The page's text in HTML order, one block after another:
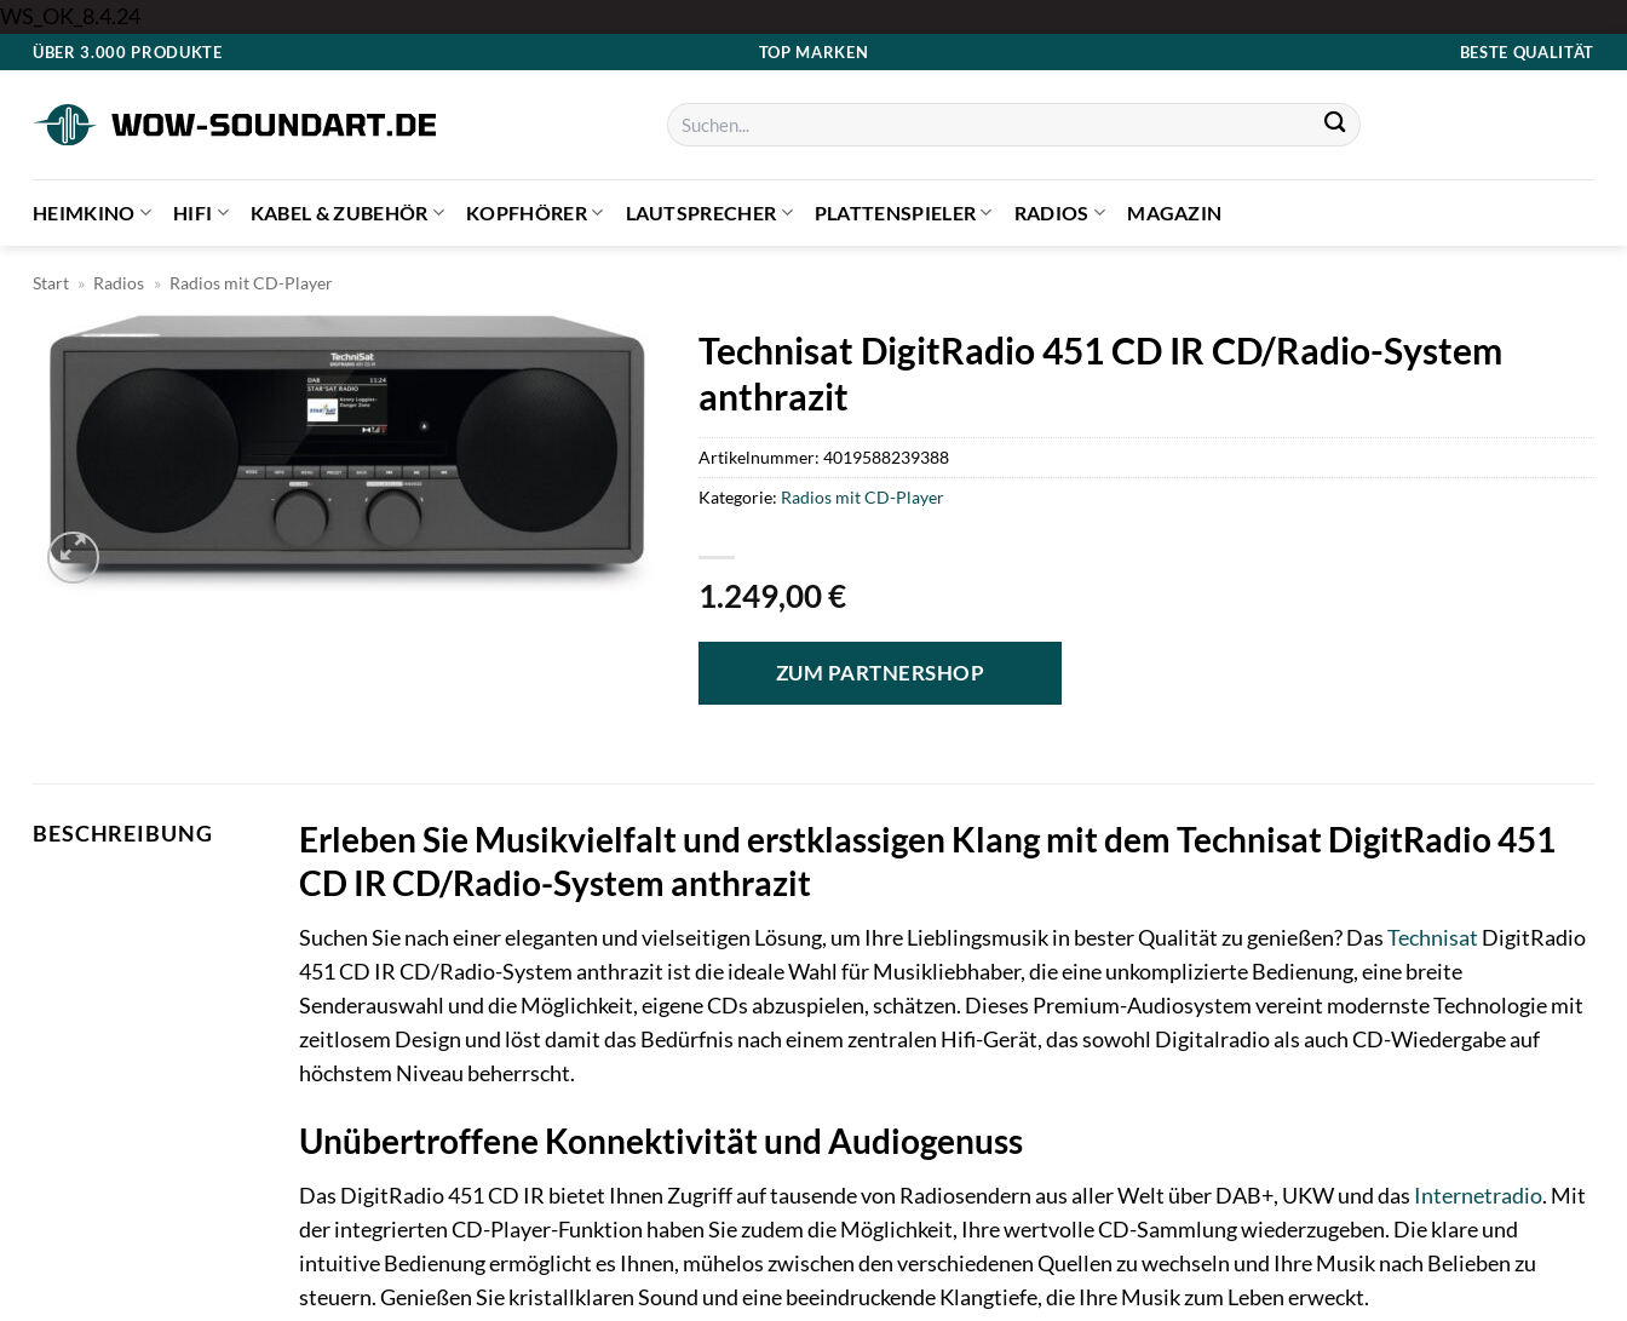
WS_OK_8.4.24Zum
Inhalt
ÜBER 3.000 PRODUKTE TOP MARKEN BESTE QUALITÄT
Suchen
nach:
HEIMKINO HIFI KABEL & ZUBEHÖR KOPFHÖRER LAUTSPRECHER PLATTENSPIELER RADIOS MAGAZIN
Start » Radios » Radios mit CD-Player
Technisat DigitRadio 451 CD IR CD/Radio-System
anthrazit
1.249,00€
ZUM PARTNERSHOP
Artikelnummer: 4019588239388
Kategorie: Radios mit CD-Player
BESCHREIBUNG
Erleben Sie Musikvielfalt und erstklassigen Klang mit dem Technisat DigitRadio 451
CD IR CD/Radio-System anthrazit
Suchen Sie nach einer eleganten und vielseitigen Lösung, um Ihre Lieblingsmusik in bester Qualität zu genießen? DasTechnisat DigitRadio
451 CD IR CD/Radio-System anthrazit ist die ideale Wahl für Musikliebhaber, die eine unkomplizierte Bedienung, eine breite
Senderauswahl und die Möglichkeit, eigene CDs abzuspielen, schätzen. Dieses Premium-Audiosystem vereint modernste Technologie mit
zeitlosem Design und löst damit das Bedürfnis nach einem zentralen Hifi-Gerät, das sowohl Digitalradio als auch CD-Wiedergabe auf
höchstem Niveau beherrscht.
Unübertroffene Konnektivität und Audiogenuss
Das DigitRadio 451 CD IR bietet Ihnen Zugriff auf tausende von Radiosendern aus aller Welt über DAB+, UKW und das Internetradio. Mit
der integrierten CD-Player-Funktion haben Sie zudem die Möglichkeit, Ihre wertvolle CD-Sammlung wiederzugeben. Die klare und
intuitive Bedienung ermöglicht es Ihnen, mühelos zwischen den verschiedenen Quellen zu wechseln und Ihre Musik nach Belieben zu
steuern. Genießen Sie kristallklaren Sound und eine beeindruckende Klangtiefe, die Ihre Musik zum Leben erweckt.